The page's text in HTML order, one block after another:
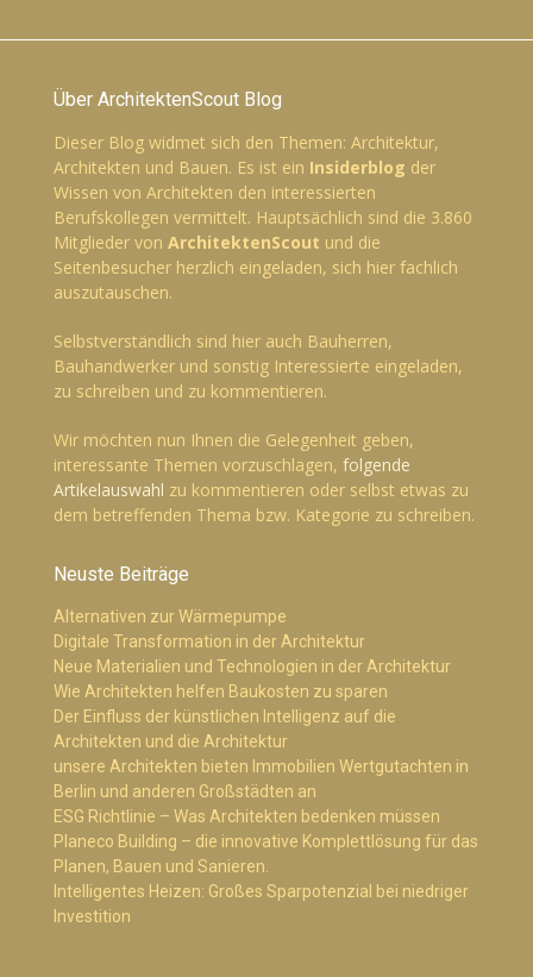
Über ArchitektenScout Blog
Dieser Blog widmet sich den Themen: Architektur,
Architekten und Bauen. Es ist ein Insiderblog der
Wissen von Architekten den interessierten
Berufskollegen vermittelt. Hauptsächlich sind die 3.860
Mitglieder von ArchitektenScout und die
Seitenbesucher herzlich eingeladen, sich hier fachlich
auszutauschen.
Selbstverständlich sind hier auch Bauherren,
Bauhandwerker und sonstig Interessierte eingeladen,
zu schreiben und zu kommentieren.
Wir möchten nun Ihnen die Gelegenheit geben,
interessante Themen vorzuschlagen, folgende
Artikelauswahl zu kommentieren oder selbst etwas zu
dem betreffenden Thema bzw. Kategorie zu schreiben.
Neuste Beiträge
Alternativen zur Wärmepumpe
Digitale Transformation in der Architektur
Neue Materialien und Technologien in der Architektur
Wie Architekten helfen Baukosten zu sparen
Der Einfluss der künstlichen Intelligenz auf die
Architekten und die Architektur
unsere Architekten bieten Immobilien Wertgutachten in
Berlin und anderen Großstädten an
ESG Richtlinie – Was Architekten bedenken müssen
Planeco Building – die innovative Komplettlösung für das
Planen, Bauen und Sanieren.
Intelligentes Heizen: Großes Sparpotenzial bei niedriger
Investition